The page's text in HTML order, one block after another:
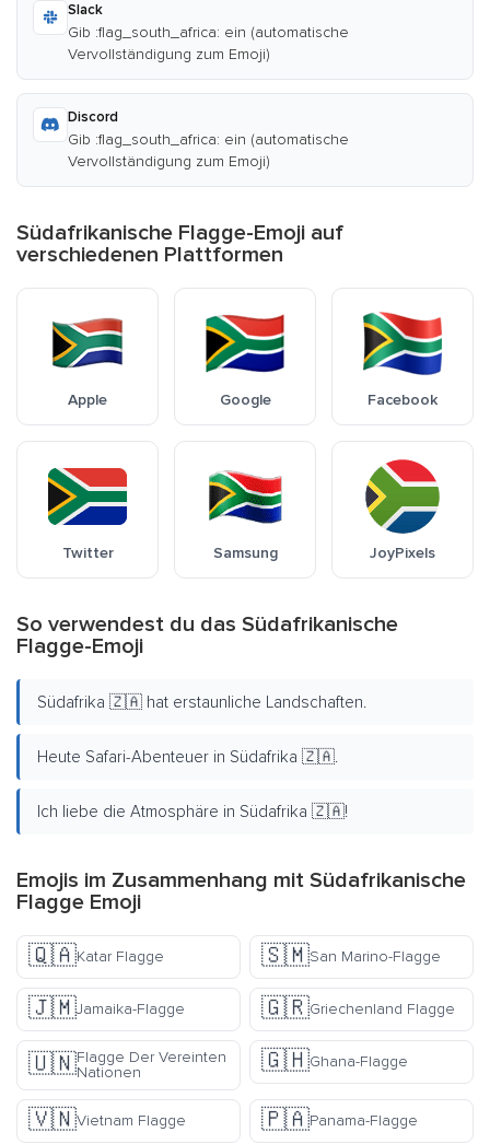
Slack
Gib :flag_south_africa: ein (automatische
Vervollständigung zum Emoji)
Discord
Gib :flag_south_africa: ein (automatische
Vervollständigung zum Emoji)
Südafrikanische Flagge-Emoji auf
verschiedenen Plattformen
Apple Google Facebook
Twitter Samsung JoyPixels
So verwendest du das Südafrikanische
Flagge-Emoji
Südafrika 🇿🇦 hat erstaunliche Landschaften.
Heute Safari-Abenteuer in Südafrika 🇿🇦.
Ich liebe die Atmosphäre in Südafrika 🇿🇦!
Emojis im Zusammenhang mit Südafrikanische
Flagge Emoji
🇶🇦Katar Flagge 🇸🇲San Marino-Flagge
🇯🇲Jamaika-Flagge 🇬🇷Griechenland Flagge
🇺🇳Flagge Der Vereinten
Nationen
🇬🇭Ghana-Flagge
🇻🇳Vietnam Flagge 🇵🇦Panama-Flagge